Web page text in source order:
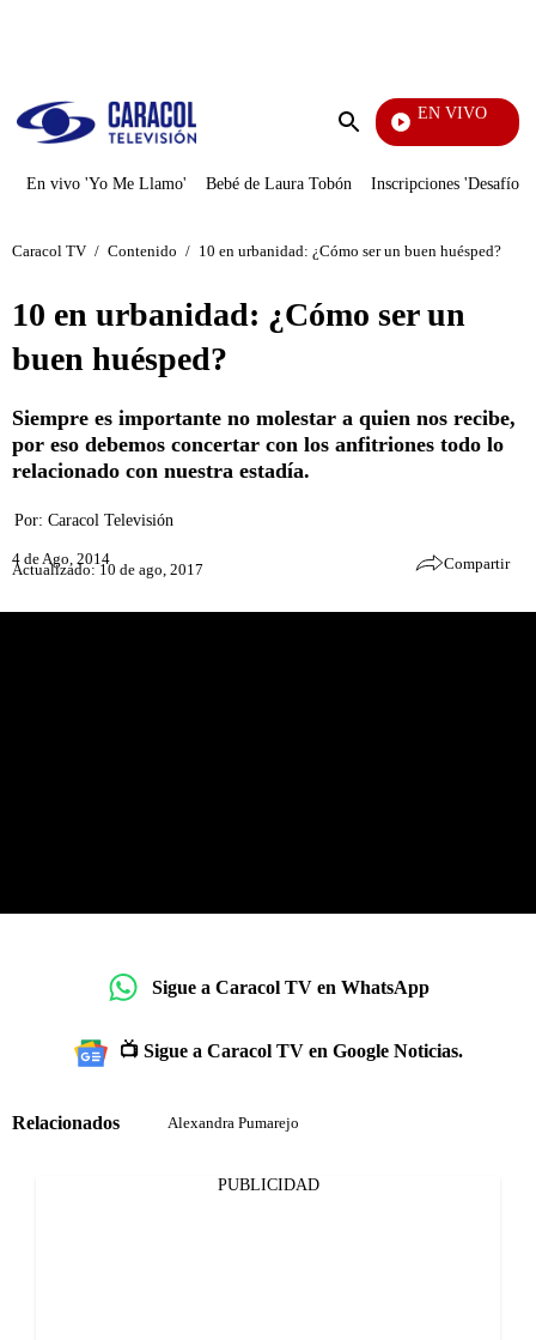
Enviar
EN VIVO
En vivo 'Yo Me Llamo' Bebé de Laura Tobón Inscripciones 'Desafío'
Caracol TV / Contenido / 10 en urbanidad: ¿Cómo ser un buen huésped?
10 en urbanidad: ¿Cómo ser un
buen huésped?
Siempre es importante no molestar a quien nos recibe,
por eso debemos concertar con los anfitriones todo lo
relacionado con nuestra estadía.
Por: Caracol Televisión
4 de Ago, 2014
Actualizado: 10 de ago, 2017 Compartir
Sigue a Caracol TV en WhatsApp
📺 Sigue a Caracol TV en Google Noticias.
Relacionados Alexandra Pumarejo
PUBLICIDAD